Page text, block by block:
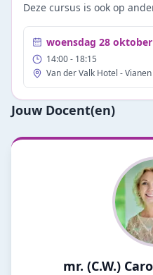
Deze cursus is ook op
woensdag 28 oktober
14:00- 18:15
Van der Valk Hotel - Vianen
Jouw Docent(en)
mr. (C.W.)